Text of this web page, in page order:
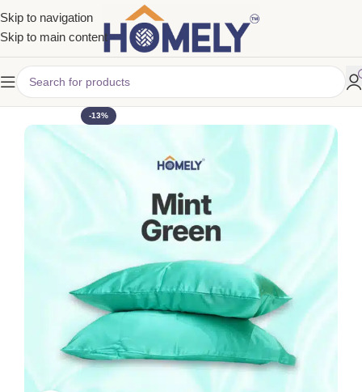
Skip to navigation
Skip to main content
-13%